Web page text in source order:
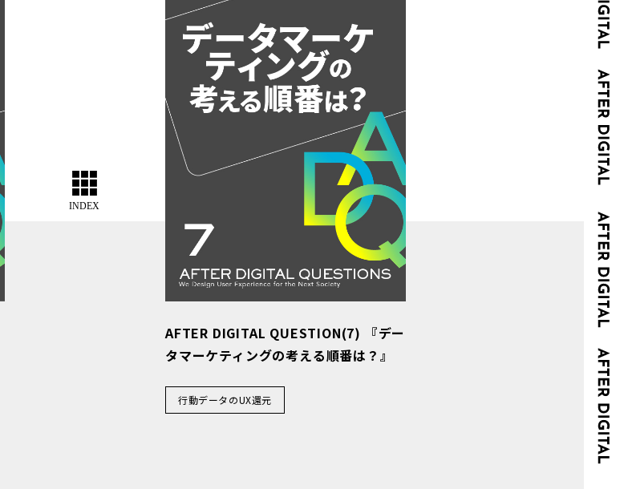
AFTER DIGITAL QUESTION(7) 『デー
タマーケティングの考える順番は？』
行動データのUX還元